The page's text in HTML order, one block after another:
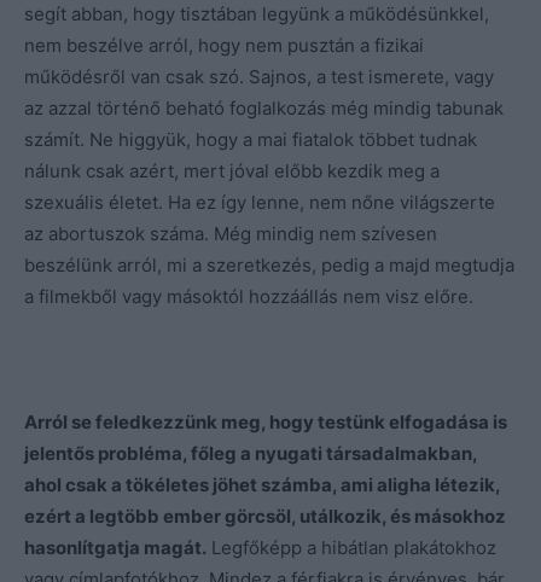
segít abban, hogy tisztában legyünk a működésünkkel,
nem beszélve arról, hogy nem pusztán a fizikai
működésről van csak szó. Sajnos, a test ismerete, vagy
az azzal történő beható foglalkozás még mindig tabunak
számít. Ne higgyük, hogy a mai fiatalok többet tudnak
nálunk csak azért, mert jóval előbb kezdik meg a
szexuális életet. Ha ez így lenne, nem nőne világszerte
az abortuszok száma. Még mindig nem szívesen
beszélünk arról, mi a szeretkezés, pedig a majd megtudja
a filmekből vagy másoktól hozzáállás nem visz előre.
Arról se feledkezzünk meg, hogy testünk elfogadása is
jelentős probléma, főleg a nyugati társadalmakban,
ahol csak a tökéletes jöhet számba, ami aligha létezik,
ezért a legtöbb ember görcsöl, utálkozik, és másokhoz
hasonlítgatja magát. Legfőképp a hibátlan plakátokhoz